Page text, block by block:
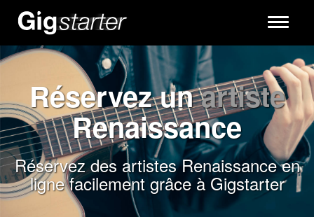
Toggle
Réservez unartiste
Renaissance
Réservez des artistes Renaissance en
ligne facilement grâce à Gigstarter